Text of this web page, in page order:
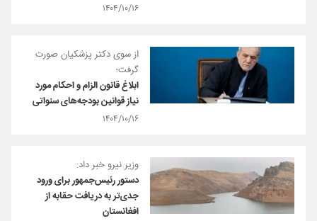
۱۴۰۴/۱۰/۱۶
از سوی دکتر پزشکیان صورت
گرفت؛
ابلاغ قانون الزام و احکام مورد
نیاز قوانین بودجه‌های سنواتی
۱۴۰۴/۱۰/۱۶
وزیر نیرو خبر داد:
دستور رئیس‌جمهور برای ورود
جدی‌تر به دریافت حقابه از
افغانستان